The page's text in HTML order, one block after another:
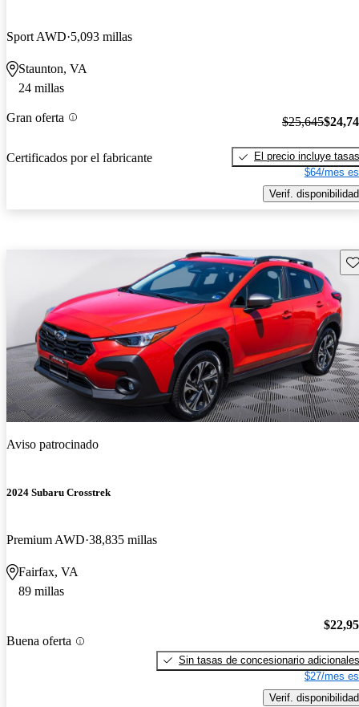
Sport AWD 5,093 millas
Staunton, VA
24 millas
Gran oferta
Certificados por el fabricante
$25,645
El precio incluye tasas
$64/mes
Verif. disponibilidad
Aviso patrocinado
2024 Subaru Crosstrek
Premium AWD 38,835 millas
Fairfax, VA
89 millas
Buena oferta
Sin tasas de concesionario adicionales
$27/mes
Verif. disponibilidad